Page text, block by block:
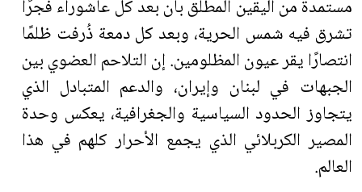
مستمدة من اليقين المطلق بأن بعد كل عاشوراء فجرًا
تشرق فيه شمس الحرية، وبعد كل دمعة ذُرفت ظلمًا
انتصارًا يقر عيون المظلومين. إن التلاحم العضوي بين
الجبهات في لبنان وإيران، والدعم المتبادل الذي
يتجاوز الحدود السياسية والجغرافية، يعكس وحدة
المصير الكربلائي الذي يجمع الأحرار كلهم في هذا
العالم.